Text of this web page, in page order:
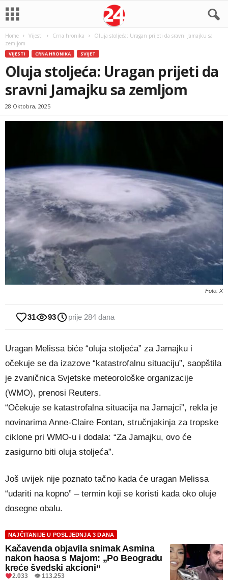
Home Vijesti Crna hronika
Oluja stoljeća: Uragan prijeti da sravni Jamajku sa
zemljom
VIJESTI CRNA HRONIKA SVIJET
Oluja stoljeća: Uragan prijeti da
sravni Jamajku sa zemljom
28 Oktobra, 2025
Foto: X
31 93 prije 284 dana
Uragan Melissa biće “oluja stoljeća” za Jamajku i
očekuje se da izazove “katastrofalnu situaciju”, saopštila
je zvaničnica Svjetske meteorološke organizacije
(WMO), prenosi Reuters.
“Očekuje se katastrofalna situacija na Jamajci”, rekla je
novinarima Anne-Claire Fontan, stručnjakinja za tropske
ciklone pri WMO-u i dodala: “Za Jamajku, ovo će
zasigurno biti oluja stoljeća”.
Još uvijek nije poznato tačno kada će uragan Melissa
“udariti na kopno” – termin koji se koristi kada oko oluje
dosegne obalu.
NAJČITANIJE U POSLJEDNJA 3 DANA
Kačavenda objavila snimak Asmina
nakon haosa s Majom: „Po Beogradu
kreće švedski akcioni“
2.033 👁 113.253